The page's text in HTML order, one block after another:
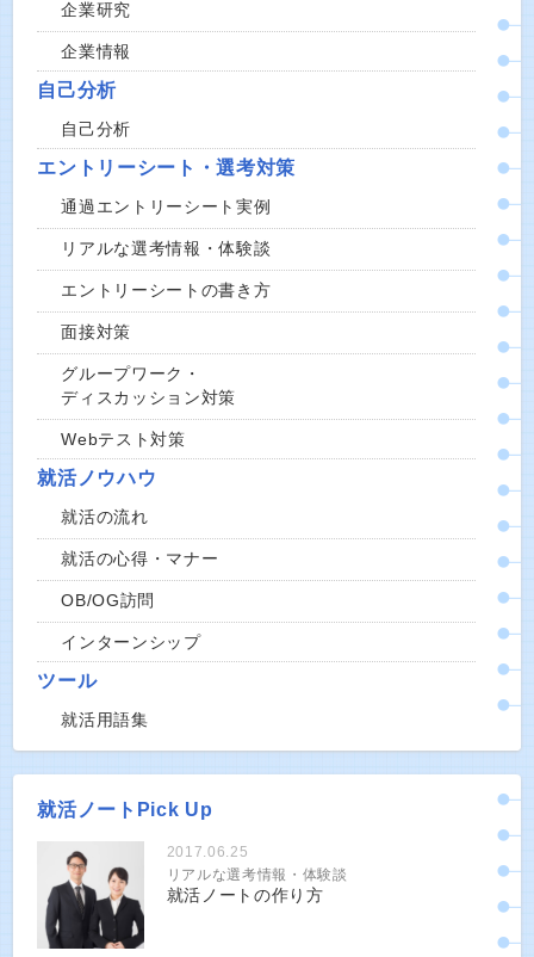
企業研究
企業情報
自己分析
自己分析
エントリーシート・選考対策
通過エントリーシート実例
リアルな選考情報・体験談
エントリーシートの書き方
面接対策
グループワーク・
ディスカッション対策
Webテスト対策
就活ノウハウ
就活の流れ
就活の心得・マナー
OB/OG訪問
インターンシップ
ツール
就活用語集
就活ノートPick Up
2017.06.25
リアルな選考情報・体験談
就活ノートの作り方